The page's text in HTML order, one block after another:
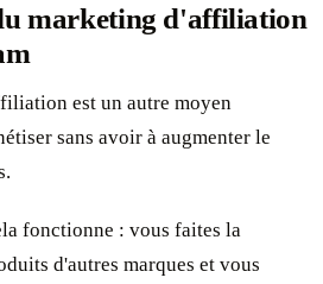
marketing d'affiliation
est un autre moyen
sans avoir à augmenter le
fonctionne : vous faites la
d'autres marques et vous